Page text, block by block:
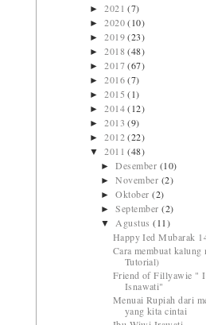
►2021(7)
►2020(10)
►2019(23)
►2018(48)
►2017(67)
►2016(7)
►2015(1)
►2014(12)
►2013(9)
►2012(22)
▼2011(48)
►Desember (10)
►November (2)
►Oktober(2)
►September(2)
▼ Agustus(11)
Happy Ied Mubarak
Cara membuat
Tutorial)
Friend of Fillyawie "
Isnawati"
Menuai Rupiah dari
yang kita cintai